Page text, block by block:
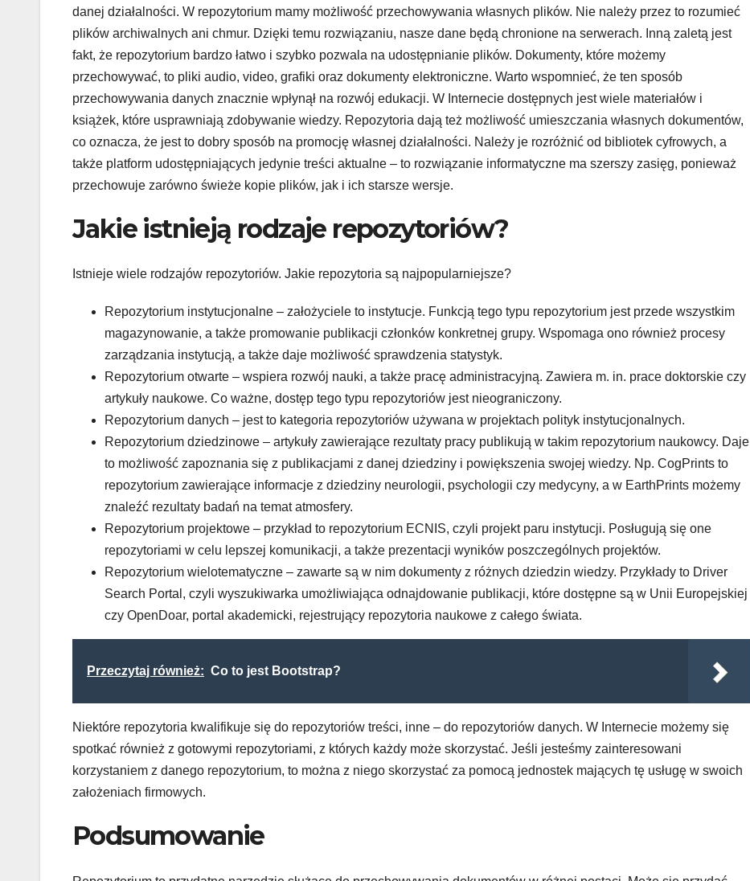
danej działalności. W repozytorium mamy możliwość przechowywania własnych plików. Nie należy przez to rozumieć
plików archiwalnych ani chmur. Dzięki temu rozwiązaniu, nasze dane będą chronione na serwerach. Inną zaletą jest
fakt, że repozytorium bardzo łatwo i szybko pozwala na udostępnianie plików. Dokumenty, które możemy
przechowywać, to pliki audio, video, grafiki oraz dokumenty elektroniczne. Warto wspomnieć, że ten sposób
przechowywania danych znacznie wpłynął na rozwój edukacji. W Internecie dostępnych jest wiele materiałów i
książek, które usprawniają zdobywanie wiedzy. Repozytoria dają też możliwość umieszczania własnych dokumentów,
co oznacza, że jest to dobry sposób na promocję własnej działalności. Należy je rozróżnić od bibliotek cyfrowych, a
także platform udostępniających jedynie treści aktualne – to rozwiązanie informatyczne ma szerszy zasięg, ponieważ
przechowuje zarówno świeże kopie plików, jak i ich starsze wersje.
Jakie istnieją rodzaje repozytoriów?
Istnieje wiele rodzajów repozytoriów. Jakie repozytoria są najpopularniejsze?
Repozytorium instytucjonalne – założyciele to instytucje. Funkcją tego typu repozytorium jest przede wszystkim
magazynowanie, a także promowanie publikacji członków konkretnej grupy. Wspomaga ono również procesy
zarządzania instytucją, a także daje możliwość sprawdzenia statystyk.
Repozytorium otwarte – wspiera rozwój nauki, a także pracę administracyjną. Zawiera m. in. prace doktorskie czy
artykuły naukowe. Co ważne, dostęp tego typu repozytoriów jest nieograniczony.
Repozytorium danych – jest to kategoria repozytoriów używana w projektach polityk instytucjonalnych.
Repozytorium dziedzinowe – artykuły zawierające rezultaty pracy publikują w takim repozytorium naukowcy. Daje
to możliwość zapoznania się z publikacjami z danej dziedziny i powiększenia swojej wiedzy. Np. CogPrints to
repozytorium zawierające informacje z dziedziny neurologii, psychologii czy medycyny, a w EarthPrints możemy
znaleźć rezultaty badań na temat atmosfery.
Repozytorium projektowe – przykład to repozytorium ECNIS, czyli projekt paru instytucji. Posługują się one
repozytoriami w celu lepszej komunikacji, a także prezentacji wyników poszczególnych projektów.
Repozytorium wielotematyczne – zawarte są w nim dokumenty z różnych dziedzin wiedzy. Przykłady to Driver
Search Portal, czyli wyszukiwarka umożliwiająca odnajdowanie publikacji, które dostępne są w Unii Europejskiej
czy OpenDoar, portal akademicki, rejestrujący repozytoria naukowe z całego świata.
Przeczytaj również: Co to jest Bootstrap?
Niektóre repozytoria kwalifikuje się do repozytoriów treści, inne – do repozytoriów danych. W Internecie możemy się
spotkać również z gotowymi repozytoriami, z których każdy może skorzystać. Jeśli jesteśmy zainteresowani
korzystaniem z danego repozytorium, to można z niego skorzystać za pomocą jednostek mających tę usługę w swoich
założeniach firmowych.
Podsumowanie